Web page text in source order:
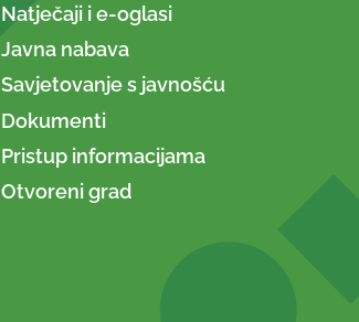
Natječaji i e-oglasi
Javna nabava
Savjetovanje s javnošću
Dokumenti
Pristup informacijama
Otvoreni grad